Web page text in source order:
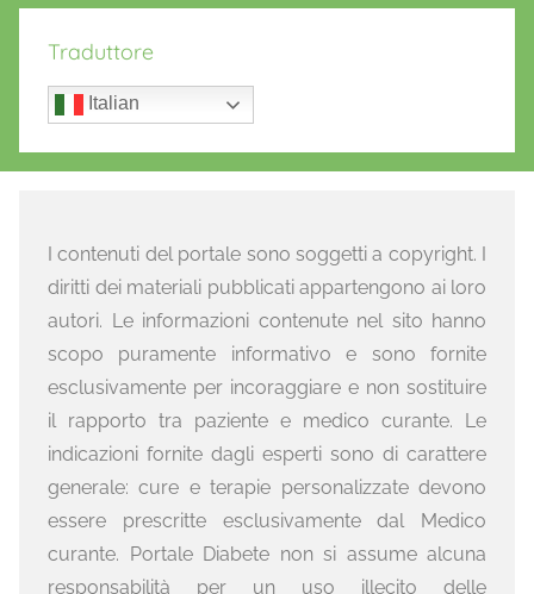
Traduttore
Italian
I contenuti del portale sono soggetti a copyright. I
diritti dei materiali pubblicati appartengono ai loro
autori. Le informazioni contenute nel sito hanno
scopo puramente informativo e sono fornite
esclusivamente per incoraggiare e non sostituire
il rapporto tra paziente e medico curante. Le
indicazioni fornite dagli esperti sono di carattere
generale: cure e terapie personalizzate devono
essere prescritte esclusivamente dal Medico
curante. Portale Diabete non si assume alcuna
responsabilità per un uso illecito delle